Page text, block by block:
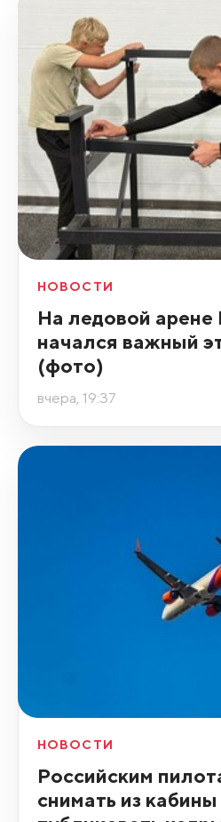
НОВОСТИ
На ледовой арене
начался важный
(фото)
вчера, 19:37
НОВОСТИ
Российским
снимать из